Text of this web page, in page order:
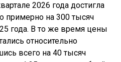
2026 года достигла
примерно на 300 тысяч
года. В то же время цены
относительно
всего на 40 тысяч